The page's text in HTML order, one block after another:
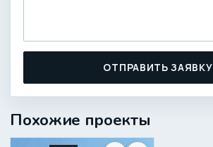
ОТПРАВИТЬ ЗАЯВКУ
Похожие проекты